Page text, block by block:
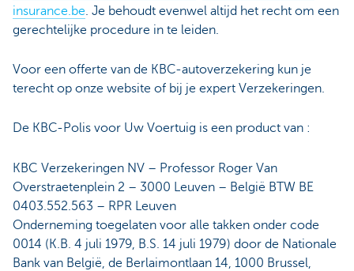
insurance.be . Je behoudt evenwel altijd het recht om een
gerechtelijke procedure in te leiden.
Voor een offerte van de KBC-autoverzekering kun je
terecht op onze website of bij je expert Verzekeringen.
De KBC-Polis voor Uw Voertuig is een product van :
KBC Verzekeringen NV – Professor Roger Van
Overstraetenplein 2 – 3000 Leuven – België BTW BE
0403.552.563 – RPR Leuven
Onderneming toegelaten voor alle takken onder code
0014 (K.B. 4 juli 1979, B.S. 14 juli 1979) door de Nationale
Bank van België, de Berlaimontlaan 14, 1000 Brussel,